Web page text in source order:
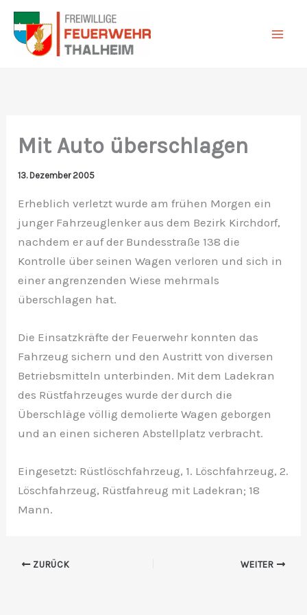
Zum
Inhalt
springen
Mit Auto überschlagen
13. Dezember 2005
Erheblich verletzt wurde am frühen Morgen ein
junger Fahrzeuglenker aus dem Bezirk Kirchdorf,
nachdem er auf der Bundesstraße 138 die
Kontrolle über seinen Wagen verloren und sich in
einer angrenzenden Wiese mehrmals
überschlagen hat.
Die Einsatzkräfte der Feuerwehr konnten das
Fahrzeug sichern und den Austritt von diversen
Betriebsmitteln unterbinden. Mit dem Ladekran
des Rüstfahrzeuges wurde der durch die
Überschläge völlig demolierte Wagen geborgen
und an einen sicheren Abstellplatz verbracht.
Eingesetzt: Rüstlöschfahrzeug, 1. Löschfahrzeug, 2.
Löschfahrzeug, Rüstfahreug mit Ladekran; 18
Mann.
ZURÜCK WEITER